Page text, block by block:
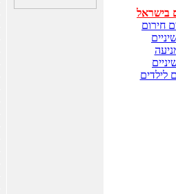
בישראל
חירום
לילדים